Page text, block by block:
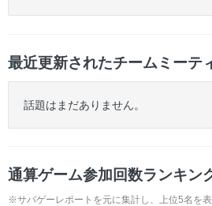
最近更新されたチームミーテ
話題はまだありません。
通算ゲーム参加回数ランキン
※サバゲーレポートを元に集計し、上位5名を表